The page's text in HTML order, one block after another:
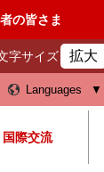
の皆さま
字サイズ 拡大
Languages
際交流